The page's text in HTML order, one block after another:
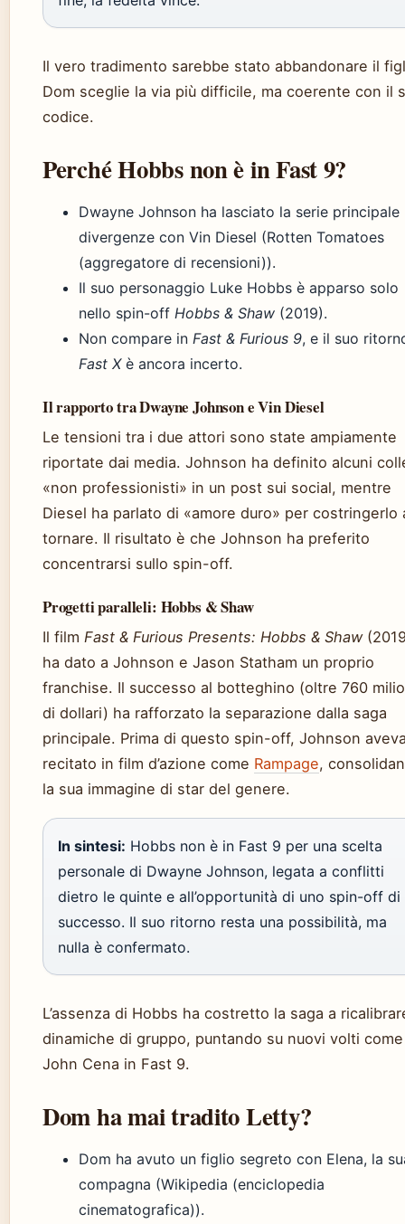
Il vero tradimento sarebbe stato abbandonare il
Dom sceglie la via più difficile, ma coerente con il
codice.
Perché Hobbs non è in Fast 9?
Dwayne Johnson ha lasciato la serie principale
divergenze con Vin Diesel (Rotten Tomatoes
(aggregatore di recensioni)).
Il suo personaggio Luke Hobbs è apparso solo
nello spin-off Hobbs & Shaw (2019).
Non compare in Fast & Furious 9, e il suo
Fast Xè ancora incerto.
Il rapporto tra Dwayne Johnson e Vin Diesel
Le tensioni tra i due attori sono state ampiamente
riportate dai media. Johnson ha definito alcuni
«non professionisti» in un post sui social, mentre
Diesel ha parlato di «amore duro» per costringerlo
tornare. Il risultato è che Johnson ha preferito
concentrarsi sullo spin-off.
Progetti paralleli: Hobbs & Shaw
Il film Fast & Furious Presents: Hobbs & Shaw
ha dato a Johnson e Jason Statham un proprio
franchise. Il successo al botteghino (oltre 760
di dollari) ha rafforzato la separazione dalla saga
principale. Prima di questo spin-off, Johnson
recitato in film d’azione come Rampage,
la sua immagine di star del genere.
In sintesi: Hobbs non è in Fast 9 per una scelta
personale di Dwayne Johnson, legata a conflitti
dietro le quinte e all’opportunità di uno spin-off di
successo. Il suo ritorno resta una possibilità, ma
nulla è confermato.
L’assenza di Hobbs ha costretto la saga a
dinamiche di gruppo, puntando su nuovi volti come
John Cena in Fast 9.
Dom ha mai tradito Letty?
Dom ha avuto un figlio segreto con Elena, la
compagna (Wikipedia (enciclopedia
cinematografica)).